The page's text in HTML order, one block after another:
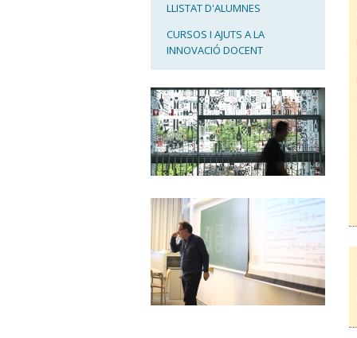
LLISTAT D'ALUMNES
CURSOS I AJUTS A LA
INNOVACIÓ DOCENT